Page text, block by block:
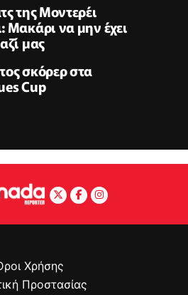
της Μοντερέι
Μακάρι να μην έχει
μας
σκόρερ στα
Cup
Χρήσης
Προστασίας